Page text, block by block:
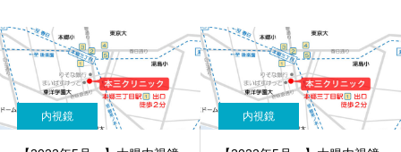
日更新
内視鏡 内視鏡